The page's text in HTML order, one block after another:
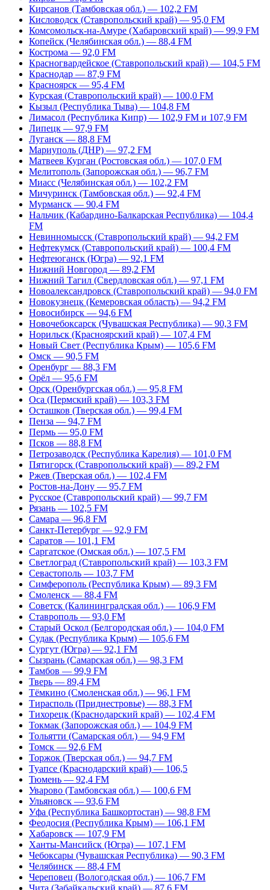
Кирсанов (Тамбовская обл.) — 102,2 FM
Кисловодск (Ставропольский край) — 95,0 FM
Комсомольск-на-Амуре (Хабаровский край) — 99,9 FM
Копейск (Челябинская обл.) — 88,4 FM
Кострома — 92,0 FM
Красногвардейское (Ставропольский край) — 104,5 FM
Краснодар — 87,9 FM
Красноярск — 95,4 FM
Курская (Ставропольский край) — 100,0 FM
Кызыл (Республика Тыва) — 104,8 FM
Лимасол (Республика Кипр) — 102,9 FM и 107,9 FM
Липецк — 97,9 FM
Луганск — 88,8 FM
Мариуполь (ДНР) — 97,2 FM
Матвеев Курган (Ростовская обл.) — 107,0 FM
Мелитополь (Запорожская обл.) — 96,7 FM
Миасс (Челябинская обл.) — 102,2 FM
Мичуринск (Тамбовская обл.) — 92,4 FM
Мурманск — 90,4 FM
Нальчик (Кабардино-Балкарская Республика) — 104,4
FM
Невинномысск (Ставропольский край) — 94,2 FM
Нефтекумск (Ставропольский край) — 100,4 FM
Нефтеюганск (Югра) — 92,1 FM
Нижний Новгород — 89,2 FM
Нижний Тагил (Свердловская обл.) — 97,1 FM
Новоалександровск (Ставропольский край) — 94,0 FM
Новокузнецк (Кемеровская область) — 94,2 FM
Новосибирск — 94,6 FM
Новочебоксарск (Чувашская Республика) — 90,3 FM
Норильск (Красноярский край) — 107,4 FM
Новый Свет (Республика Крым) — 105,6 FM
Омск — 90,5 FM
Оренбург — 88,3 FM
Орёл — 95,6 FM
Орск (Оренбургская обл.) — 95,8 FM
Оса (Пермский край) — 103,3 FM
Осташков (Тверская обл.) — 99,4 FM
Пенза — 94,7 FM
Пермь — 95,0 FM
Псков — 88,8 FM
Петрозаводск (Республика Карелия) — 101,0 FM
Пятигорск (Ставропольский край) — 89,2 FM
Ржев (Тверская обл.) — 102,4 FM
Ростов-на-Дону — 95,7 FM
Русское (Ставропольский край) — 99,7 FM
Рязань — 102,5 FM
Самара — 96,8 FM
Санкт-Петербург — 92,9 FM
Саратов — 101,1 FM
Саргатское (Омская обл.) — 107,5 FM
Светлоград (Ставропольский край) — 103,3 FM
Севастополь — 103,7 FM
Симферополь (Республика Крым) — 89,3 FM
Смоленск — 88,4 FM
Советск (Калининградская обл.) — 106,9 FM
Ставрополь — 93,0 FM
Старый Оскол (Белгородская обл.) — 104,0 FM
Судак (Республика Крым) — 105,6 FM
Сургут (Югра) — 92,1 FM
Сызрань (Самарская обл.) — 98,3 FM
Тамбов — 99,9 FM
Тверь — 89,4 FM
Тёмкино (Смоленская обл.) — 96,1 FM
Тирасполь (Приднестровье) — 88,3 FM
Тихорецк (Краснодарский край) — 102,4 FM
Токмак (Запорожская обл.) — 104,9 FM
Тольятти (Самарская обл.) — 94,9 FM
Томск — 92,6 FM
Торжок (Тверская обл.) — 94,7 FM
Туапсе (Краснодарский край) — 106,5
Тюмень — 92,4 FM
Уварово (Тамбовская обл.) — 100,6 FM
Ульяновск — 93,6 FM
Уфа (Республика Башкортостан) — 98,8 FM
Феодосия (Республика Крым) — 106,1 FM
Хабаровск — 107,9 FM
Ханты-Мансийск (Югра) — 107,1 FM
Чебоксары (Чувашская Республика) — 90,3 FM
Челябинск — 88,4 FM
Череповец (Вологодская обл.) — 106,7 FM
Чита (Забайкальский край) — 87,6 FM